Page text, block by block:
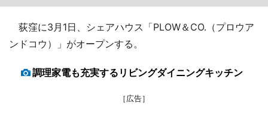
荻窪に3月1日、シェアハウス「PLOW＆CO.（プロウア
ンドコウ）」がオープンする。
調理家電も充実するリビングダイニングキッチン
［広告］